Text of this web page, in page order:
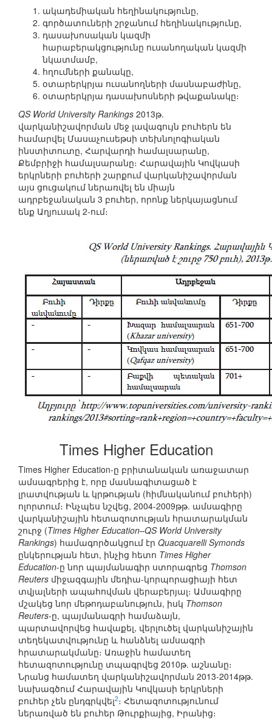
ակադեմիական հեղինակությունը,
գործատուների շրջանում հեղինակությունը,
դասախոսական կազմի
հարաբերակցությունը ուսանողական կազմի
նկատմամբ,
հղումների քանակը,
օտարերկրյա ուսանողների մասնաբաժինը,
օտարերկրյա դասախոսների թվաքանակը։
QS World University Rankings 2013թ.
վարկանիշավորման մեջ լավագույն բուհերն են
համարվել Մասաչուսեթսի տեխնոլոգիական
ինստիտուտը, Հարվարդի համալսարանը,
Քեմբրիջի համալսարանը։ Հարավային Կովկասի
երկրների բուհերի շարքում վարկանիշավորման
այս ցուցակում ներառվել են միայն
ադրբեջանական 3 բուհեր, որոնք ներկայացնում
ենք Աղյուսակ 2-ում։
Times Higher Education
Times Higher Education-ը բրիտանական առաջատար
ամսագրերից է, որը մասնագիտացած է
լրատվության և կրթության (հիմնականում բուհերի)
ոլորտում։ Ինչպես նշվեց, 2004-2009թթ. ամսագիրը
վարկանիշային հետազոտության հրատարակման
շուրջ (Times Higher Education–QS World University
Rankings) համագործակցում էր Quacquarelli Symonds
ընկերության հետ, ինչից հետո Times Higher
Education-ը նոր պայմանագիր ստորագրեց Thomson
Reuters միջազգային մեդիա-կորպորացիայի հետ
տվյալների ապահովման վերաբերյալ։ Ամսագիրը
մշակեց նոր մեթոդաբանություն, իսկ Thomson
Reuters-ը, պայմանագրի համաձայն,
պարտավորվեց հավաքել, վերլուծել վարկանիշային
տեղեկատվությունը և հանձնել ամսագրի
հրատարակմանը։ Առաջին համատեղ
հետազոտությունը տպագրվեց 2010թ. աշնանը։
Նրանց համատեղ վարկանիշավորման 2013-2014թթ.
նախագծում Հարավային Կովկասի երկրների
բուհեր չեն ընդգրկվել2։ Հետազոտությունում
ներառված են բուհեր Թուրքիայից, Իրանից։